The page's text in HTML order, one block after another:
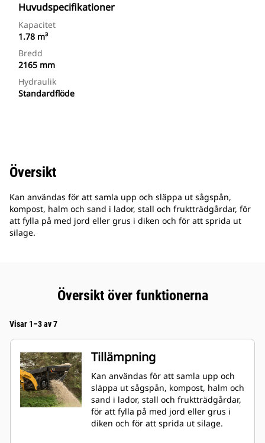
Huvudspecifikationer
Kapacitet
1.78 m³
Bredd
2165 mm
Hydraulik
Standardflöde
Översikt
Kan användas för att samla upp och släppa ut sågspån,
kompost, halm och sand i lador, stall och fruktträdgårdar, för
att fylla på med jord eller grus i diken och för att sprida ut
silage.
Översikt över funktionerna
Visar 1–3 av 7
Tillämpning
Kan användas för att samla upp och
släppa ut sågspån, kompost, halm och
sand i lador, stall och fruktträdgårdar,
för att fylla på med jord eller grus i
diken och för att sprida ut silage.